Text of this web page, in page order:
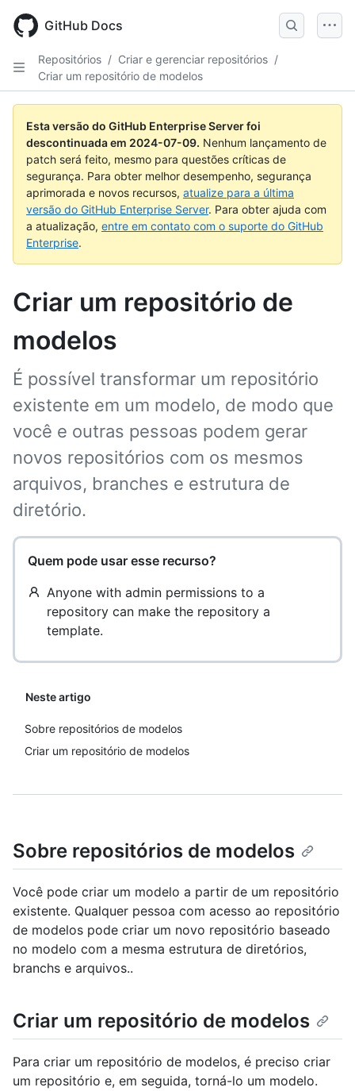
main
GitHub Docs
Repositórios / Criar e gerenciar repositórios /
Criar um repositório de modelos
Esta versão do GitHub Enterprise Server foi
descontinuada em 2024-07-09. Nenhum lançamento de
patch será feito, mesmo para questões críticas de
segurança. Para obter melhor desempenho, segurança
aprimorada e novos recursos, atualize para a última
versão do GitHub Enterprise Server. Para obter ajuda com
a atualização, entre em contato com o suporte do GitHub
Enterprise.
Criar um repositório de
modelos
É possível transformar um repositório
existente em um modelo, de modo que
você e outras pessoas podem gerar
novos repositórios com os mesmos
arquivos, branches e estrutura de
diretório.
Quem pode usar esse recurso?
Anyone with admin permissions to a
repository can make the repository a
template.
Neste artigo
Sobre repositórios de modelos
Criar um repositório de modelos
Sobre repositórios de modelos
Você pode criar um modelo a partir de um repositório
existente. Qualquer pessoa com acesso ao repositório
de modelos pode criar um novo repositório baseado
no modelo com a mesma estrutura de diretórios,
branchs e arquivos..
Criar um repositório de modelos
Para criar um repositório de modelos, é preciso criar
um repositório e, em seguida, torná-lo um modelo.